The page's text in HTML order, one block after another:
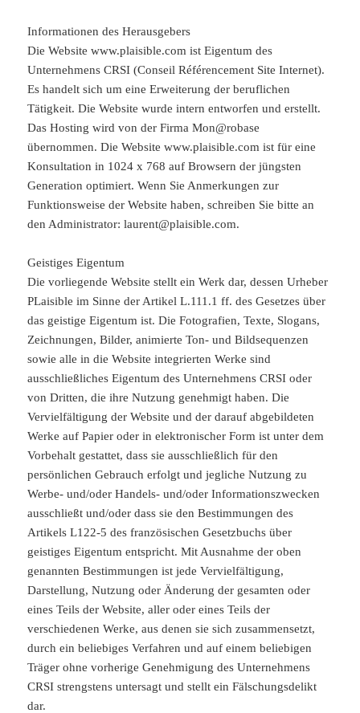
Informationen des Herausgebers
Die Website www.plaisible.com ist Eigentum des
Unternehmens CRSI (Conseil Référencement Site Internet).
Es handelt sich um eine Erweiterung der beruflichen
Tätigkeit. Die Website wurde intern entworfen und erstellt.
Das Hosting wird von der Firma Mon@robase
übernommen. Die Website www.plaisible.com ist für eine
Konsultation in 1024 x 768 auf Browsern der jüngsten
Generation optimiert. Wenn Sie Anmerkungen zur
Funktionsweise der Website haben, schreiben Sie bitte an
den Administrator: laurent@plaisible.com.
Geistiges Eigentum
Die vorliegende Website stellt ein Werk dar, dessen Urheber
PLaisible im Sinne der Artikel L.111.1 ff. des Gesetzes über
das geistige Eigentum ist. Die Fotografien, Texte, Slogans,
Zeichnungen, Bilder, animierte Ton- und Bildsequenzen
sowie alle in die Website integrierten Werke sind
ausschließliches Eigentum des Unternehmens CRSI oder
von Dritten, die ihre Nutzung genehmigt haben. Die
Vervielfältigung der Website und der darauf abgebildeten
Werke auf Papier oder in elektronischer Form ist unter dem
Vorbehalt gestattet, dass sie ausschließlich für den
persönlichen Gebrauch erfolgt und jegliche Nutzung zu
Werbe- und/oder Handels- und/oder Informationszwecken
ausschließt und/oder dass sie den Bestimmungen des
Artikels L122-5 des französischen Gesetzbuchs über
geistiges Eigentum entspricht. Mit Ausnahme der oben
genannten Bestimmungen ist jede Vervielfältigung,
Darstellung, Nutzung oder Änderung der gesamten oder
eines Teils der Website, aller oder eines Teils der
verschiedenen Werke, aus denen sie sich zusammensetzt,
durch ein beliebiges Verfahren und auf einem beliebigen
Träger ohne vorherige Genehmigung des Unternehmens
CRSI strengstens untersagt und stellt ein Fälschungsdelikt
dar.